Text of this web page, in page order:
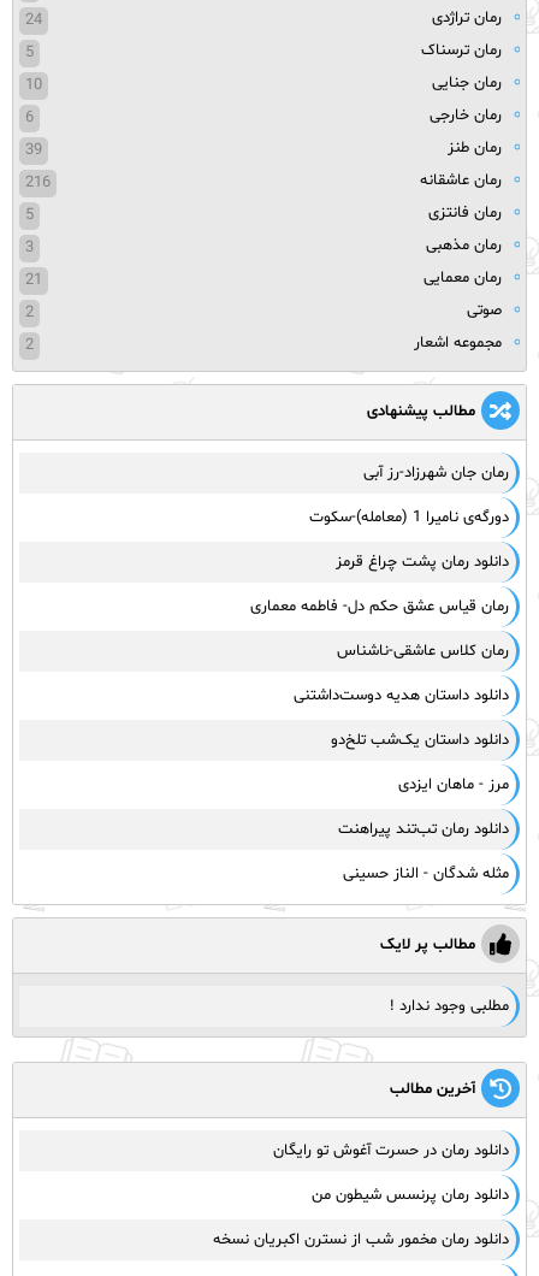
رمان تراژدی
24
رمان ترسناک
5
رمان جنایی
10
رمان خارجی
6
رمان طنز
39
رمان عاشقانه
216
رمان فانتزی
5
رمان مذهبی
3
رمان معمایی
21
صوتی
2
مجموعه اشعار
2
مطالب پیشنهادی
رمان جان شهرزاد-رز آبی
دورگه‌ی نامیرا 1 (معامله)-سکوت
دانلود رمان پشت چراغ قرمز
رمان قیاس عشق حکم دل- فاطمه معماری
رمان کلاس عاشقی-ناشناس
دانلود داستان هدیه دوست‌داشتنی
دانلود داستان یک‌شب تلخ‌دو
مرز - ماهان ایزدی
دانلود رمان تب‌تند پیراهنت
مثله شدگان - الناز حسینی
مطالب پر لایک
مطلبی وجود ندارد !
آخرین مطالب
دانلود رمان در حسرت آغوش تو رایگان
دانلود رمان پرنسس شیطون من
دانلود رمان مخمور شب از نسترن اکبریان نسخه